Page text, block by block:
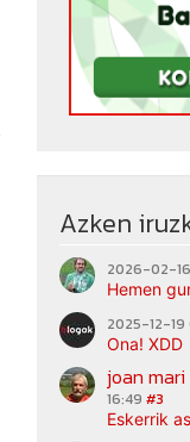
Azken
2026-02-
Hemen
2025-12-19
Ona! XDD
joan
16:49 #3
Eskerrik